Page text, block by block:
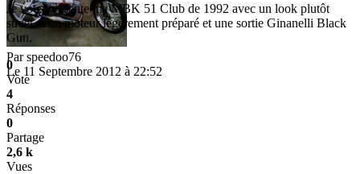
Parspeedoo76
Le 11 Septembre 2012 à 22:52
Je vous présente ma MBK 51 Club de 1992 avec un look plutôt
street et un moteur légèrement préparé et une sortie Ginanelli Black
Gun.
0
Vote
4
Réponses
0
Partage
2,6 k
Vues